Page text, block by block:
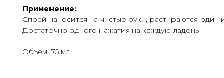
Применение:
Спрей наносится на чистые руки, растираются один
Достаточно одного нажатия на каждую ладонь.
Объем: 75 мл